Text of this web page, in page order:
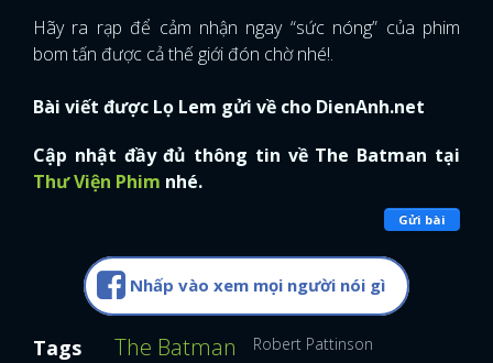
Hãy ra rạp để cảm nhận ngay “sức nóng” của phim
bom tấn được cả thế giới đón chờ nhé!.
Bài viết được Lọ Lem gửi về cho DienAnh.net
Cập nhật đầy đủ thông tin về The Batman tại
Thư Viện Phim nhé.
Gửi bài
Nhấp vào xem mọi người nói gì
Tags The Batman Robert Pattinson